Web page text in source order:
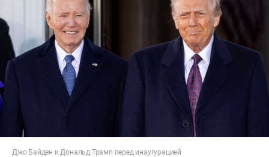
Джо Байден и Дональд Трамп перед инаугурацией